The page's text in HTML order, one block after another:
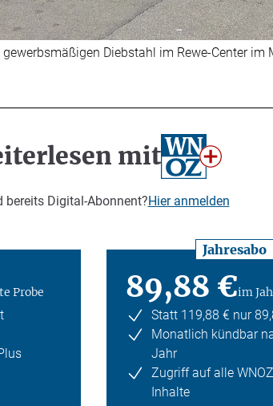
Diebstahl im Rewe-Center
mit
bereits Digital-Abonnent?Hier anmelden
Probe
Jahresabo
89,88 €im
Statt 119,88 € nur
Monatlich kündbar
Jahr
Zugriff auf alle
Inhalte